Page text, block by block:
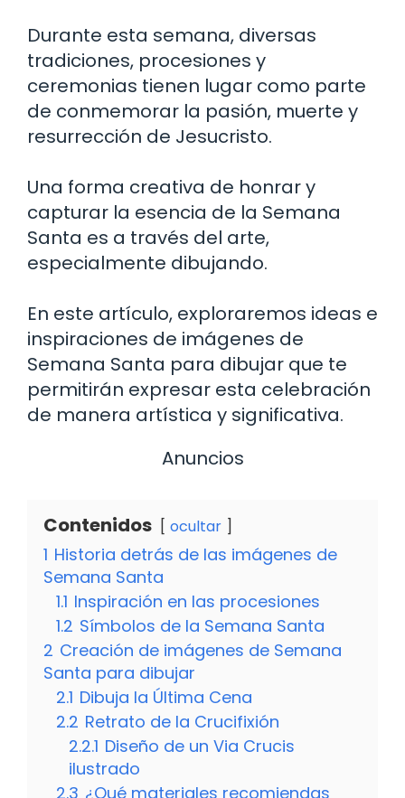
Durante esta semana, diversas
tradiciones, procesiones y
ceremonias tienen lugar como parte
de conmemorar la pasión, muerte y
resurrección de Jesucristo.
Una forma creativa de honrar y
capturar la esencia de la Semana
Santa es a través del arte,
especialmente dibujando.
En este artículo, exploraremos ideas e
inspiraciones de imágenes de
Semana Santa para dibujar que te
permitirán expresar esta celebración
de manera artística y significativa.
Anuncios
Contenidos ocultar
1 Historia detrás de las imágenes de
Semana Santa
1.1 Inspiración en las procesiones
1.2 Símbolos de la Semana Santa
2 Creación de imágenes de Semana
Santa para dibujar
2.1 Dibuja la Última Cena
2.2 Retrato de la Crucifixión
2.2.1 Diseño de un Via Crucis
ilustrado
2.3 ¿Qué materiales recomiendas